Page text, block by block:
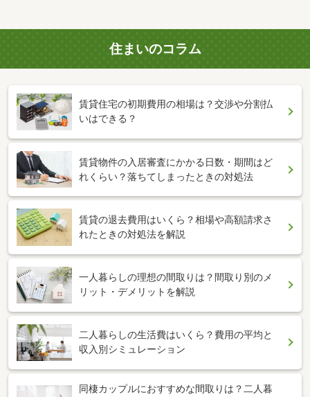
住まいのコラム
賃貸住宅の初期費用の相場は？交渉や分割払
いはできる？
賃貸物件の入居審査にかかる日数・期間はど
れくらい？落ちてしまったときの対処法
賃貸の退去費用はいくら？相場や高額請求さ
れたときの対処法を解説
一人暮らしの理想の間取りは？間取り別のメ
リット・デメリットを解説
二人暮らしの生活費はいくら？費用の平均と
収入別シミュレーション
同棲カップルにおすすめな間取りは？二人暮